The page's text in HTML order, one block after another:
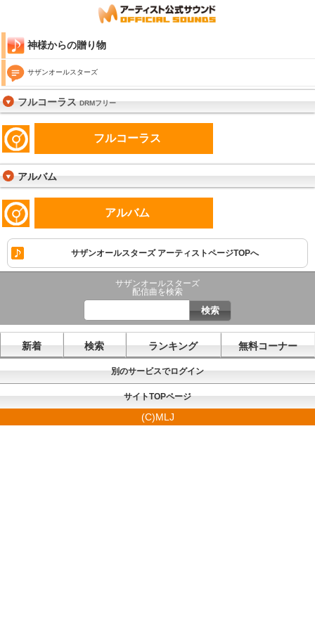
神様からの贈り物
サザンオールスターズ
フルコーラスDRMフリー
フルコーラス
アルバム
アルバム
サザンオールスターズ アーティストページTOPへ
サザンオールスターズ
配信曲を検索
新着 検索 ランキング 無料コーナー
別のサービスでログイン
サイトTOPページ
(C)MLJ